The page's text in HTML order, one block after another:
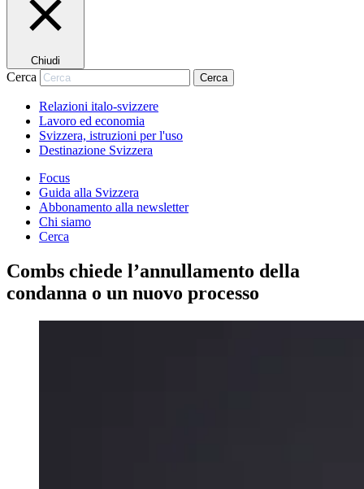
Chiudi
Cerca Cerca
Relazioni italo-svizzere
Lavoro ed economia
Svizzera, istruzioni per l'uso
Destinazione Svizzera
Focus
Guida alla Svizzera
Abbonamento alla newsletter
Chi siamo
Cerca
Combs chiede l’annullamento della
condanna o un nuovo processo